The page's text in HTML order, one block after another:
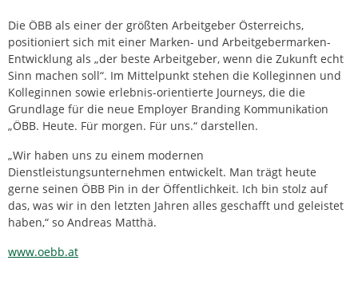
Die ÖBB als einer der größten Arbeitgeber Österreichs,
positioniert sich mit einer Marken- und Arbeitgebermarken-
Entwicklung als „der beste Arbeitgeber, wenn die Zukunft echt
Sinn machen soll“. Im Mittelpunkt stehen die Kolleginnen und
Kolleginnen sowie erlebnis-orientierte Journeys, die die
Grundlage für die neue Employer Branding Kommunikation
„ÖBB. Heute. Für morgen. Für uns.“ darstellen.
„Wir haben uns zu einem modernen
Dienstleistungsunternehmen entwickelt. Man trägt heute
gerne seinen ÖBB Pin in der Öffentlichkeit. Ich bin stolz auf
das, was wir in den letzten Jahren alles geschafft und geleistet
haben,“ so Andreas Matthä.
www.oebb.at